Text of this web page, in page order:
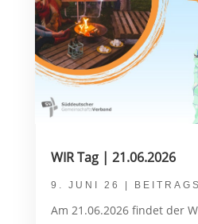
WIR Tag | 21.06.2026
9. JUNI 26
Am 21.06.2026 findet der